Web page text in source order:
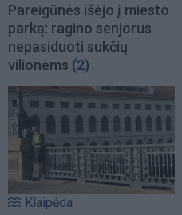
Pareigūnės išėjo į miesto
parką: ragino senjorus
nepasiduoti sukčių
vilionėms (2)
Klaipėda